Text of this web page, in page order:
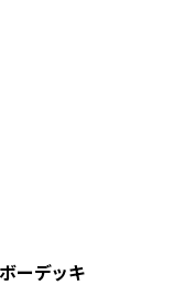
ーデッキ